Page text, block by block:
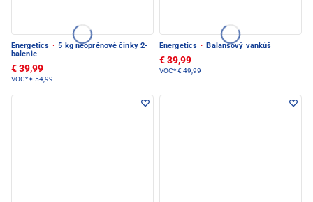
Energetics · 5 kg neoprénové činky 2-
balenie
€ 39,99
VOC*€ 54,99
Energetics · Balansový vankúš
€ 39,99
VOC*€ 49,99